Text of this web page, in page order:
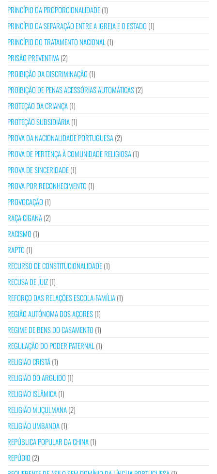
PRINCÍPIO DA PROPORCIONALIDADE(1)
PRINCÍPIO DA SEPARAÇÃO ENTRE A IGREJA E O ESTADO (1)
PRINCÍPIO DO TRATAMENTO NACIONAL (1)
PRISÃO PREVENTIVA(2)
PROIBIÇÃO DA DISCRIMINAÇÃO (1)
PROIBIÇÃO DE PENAS ACESSÓRIAS AUTOMÁTICAS(2)
PROTEÇÃO DA CRIANÇA(1)
PROTEÇÃO SUBSIDIÁRIA(1)
PROVA DA NACIONALIDADE PORTUGUESA(2)
PROVA DE PERTENÇA À COMUNIDADE RELIGIOSA(1)
PROVA DE SINCERIDADE(1)
PROVA POR RECONHECIMENTO (1)
PROVOCAÇÃO (1)
RAÇA CIGANA(2)
RACISMO (1)
RAPTO (1)
RECURSO DE CONSTITUCIONALIDADE(1)
RECUSA DE JUIZ(1)
REFORÇO DAS RELAÇÕES ESCOLA-FAMÍLIA(1)
REGIÃO AUTÓNOMA DOS AÇORES(1)
REGIME DE BENS DO CASAMENTO (1)
REGULAÇÃO DO PODER PATERNAL (1)
RELIGIÃO CRISTÃ(1)
RELIGIÃO DO ARGUIDO (1)
RELIGIÃO ISLÂMICA(1)
RELIGIÃO MUÇULMANA(2)
RELIGIÃO UMBANDA(1)
REPÚBLICA POPULAR DA CHINA(1)
REPÚDIO (2)